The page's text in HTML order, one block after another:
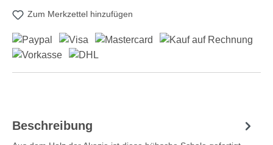
Zum Merkzettel hinzufügen
Beschreibung